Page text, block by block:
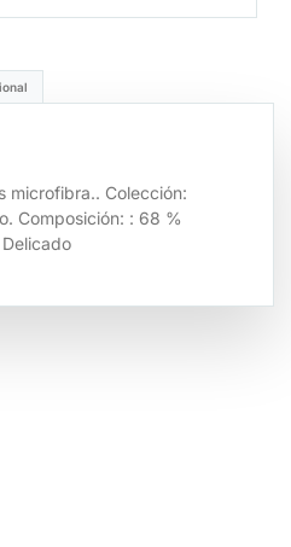
microfibra.. Colección:
Composición: : 68 %